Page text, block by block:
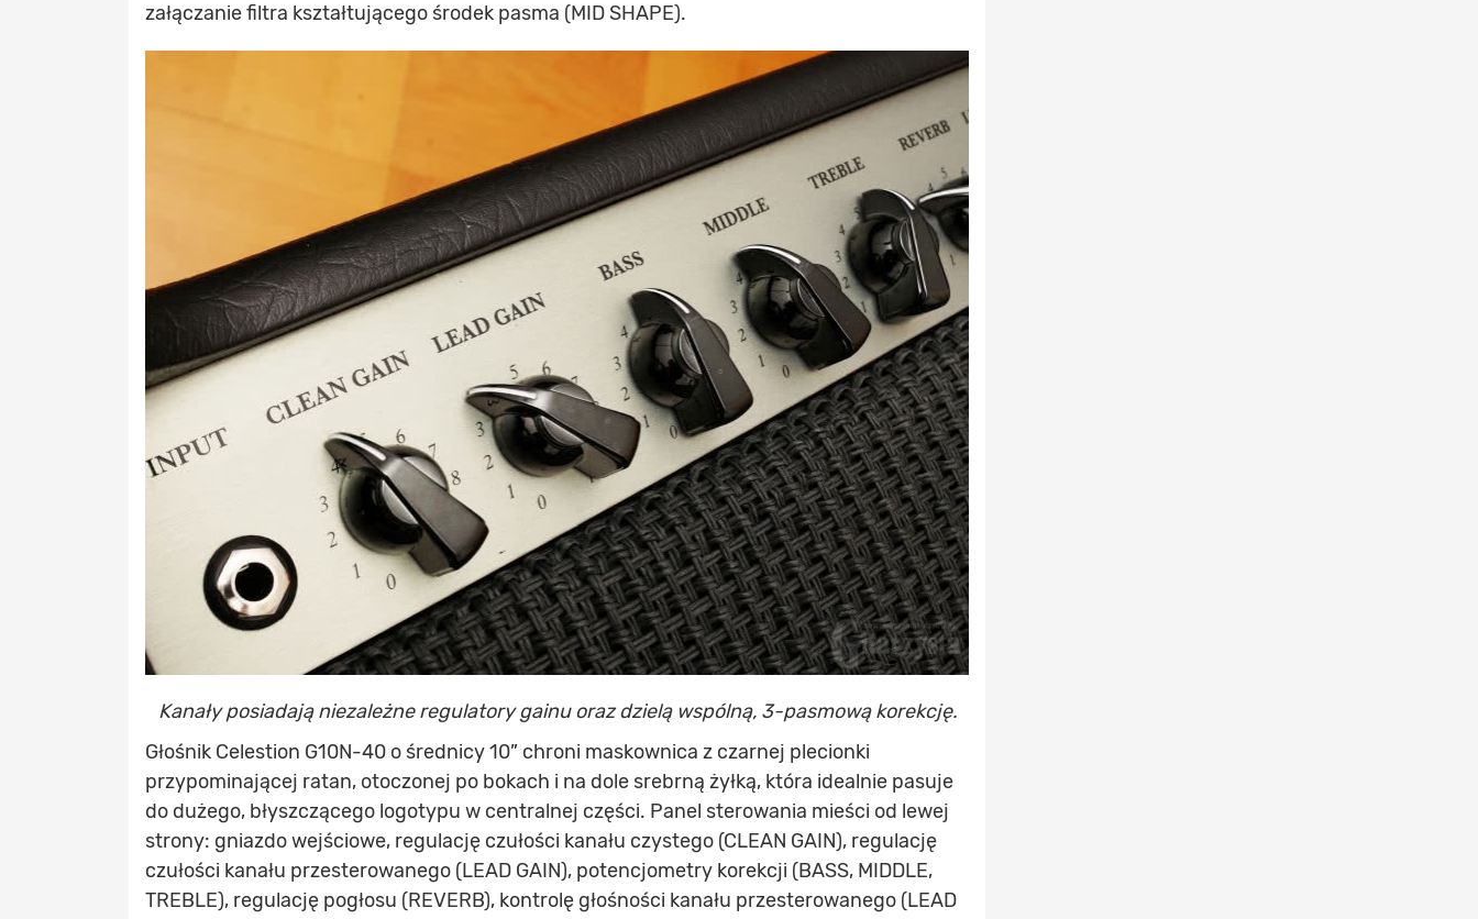
załączanie filtra kształtującego środek pasma (MID SHAPE).
Kanały posiadają niezależne regulatory gainu oraz dzielą wspólną, 3-pasmową korekcję.
Głośnik Celestion G10N-40 o średnicy 10” chroni maskownica z czarnej plecionki
przypominającej ratan, otoczonej po bokach i na dole srebrną żyłką, która idealnie pasuje
do dużego, błyszczącego logotypu w centralnej części. Panel sterowania mieści od lewej
strony: gniazdo wejściowe, regulację czułości kanału czystego (CLEAN GAIN), regulację
czułości kanału przesterowanego (LEAD GAIN), potencjometry korekcji (BASS, MIDDLE,
TREBLE), regulację pogłosu (REVERB), kontrolę głośności kanału przesterowanego (LEAD